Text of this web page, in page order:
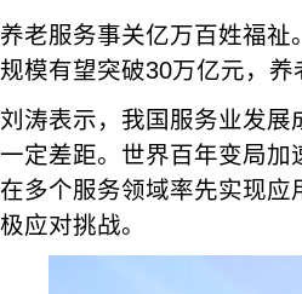
养老服务事关亿万百姓福
规模有望突破30万亿元，
刘涛表示，我国服务业发
一定差距。世界百年变局
在多个服务领域率先实现
极应对挑战。